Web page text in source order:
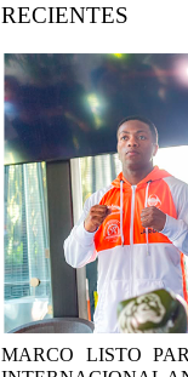
RECIENTES
MARCO LISTO